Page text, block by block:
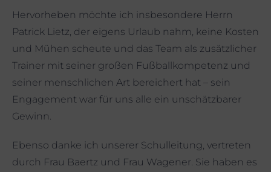
Hervorheben möchte ich insbesondere Herrn
Patrick Lietz, der eigens Urlaub nahm, keine Kosten
und Mühen scheute und das Team als zusätzlicher
Trainer mit seiner großen Fußballkompetenz und
seiner menschlichen Art bereichert hat – sein
Engagement war für uns alle ein unschätzbarer
Gewinn.
Ebenso danke ich unserer Schulleitung, vertreten
durch Frau Baertz und Frau Wagener. Sie haben es